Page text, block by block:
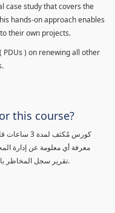
case study that covers the
hands-on approach enables
their own projects.
PDUs ) on renewing all other
this course?
كورس مٌكثف
معرفة أي معلومة عن إدارة
تقرير سجل المخاطر بالإضافة الى المقدرة التامية لإدارة مخاطر المشاريع.